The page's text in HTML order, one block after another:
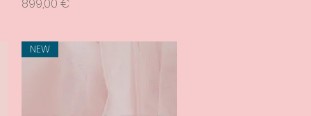
899,00 €
NEW